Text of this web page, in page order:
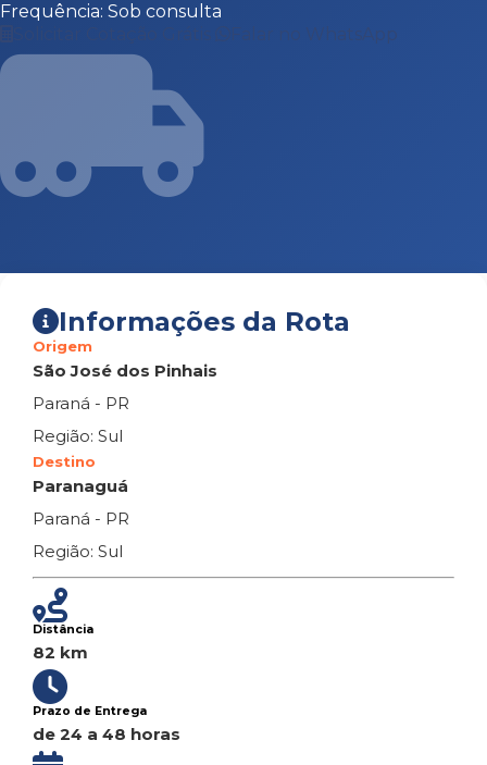
Frequência: Sob consulta
Falar no WhatsApp
Informações da Rota
Origem
São José dos Pinhais
Paraná - PR
Região: Sul
Destino
Paranaguá
Paraná - PR
Região: Sul
Distância
82 km
Prazo de Entrega
de 24 a 48 horas